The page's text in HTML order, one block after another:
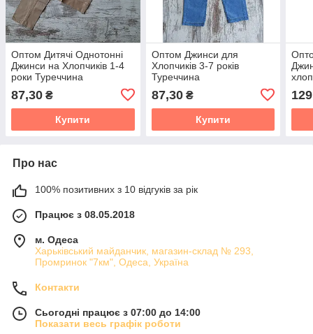
Оптом Дитячі Однотонні
Джинси на Хлопчиків 1-4
роки Туреччина
87,30 ₴
Купити
Оптом Джинси для
Хлопчиків 3-7 років
Туреччина
87,30₴
Купити
Про нас
100% позитивних з 10 відгуків за рік
Працює з 08.05.2018
м. Одеса
Харьківський майданчик, магазин-склад № 293,
Промринок "7км", Одеса, Україна
Контакти
Сьогодні працює з 07:00 до 14:00
Показати весь графік роботи